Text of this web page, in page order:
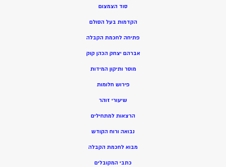
סוד הצמצום
הקדמות בעל הסולם
פתיחה לחכמת הקבלה
אברהם יצחק הכהן קוק
מוסר ותיקון המידות
פירוש חלומות
שיעורי זוהר
הרצאות למתחילים
נבואה ורוח הקודש
מבוא לחכמת הקבלה
כתבי המקובלים